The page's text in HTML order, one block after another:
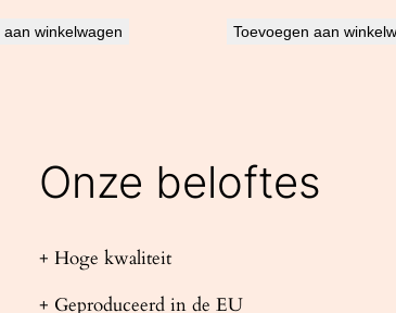
aan winkelwagen Toevoegen aan
Onze beloftes
+ Hoge kwaliteit
+ Geproduceerd in de EU